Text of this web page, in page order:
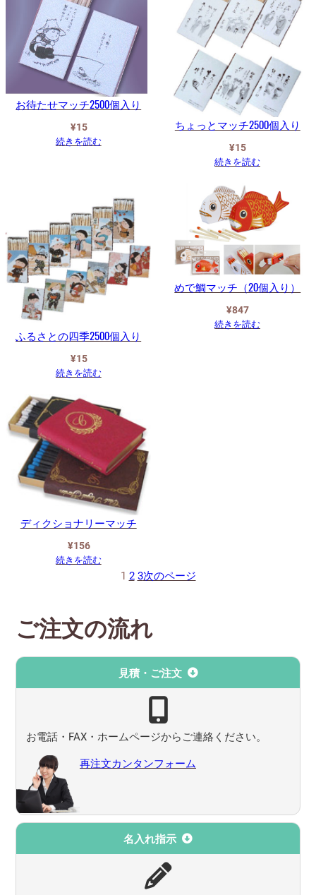
お待たせマッチ2500個入り
¥15
続きを読む
ちょっとマッチ2500個入り
¥15
続きを読む
ふるさとの四季2500個入り
¥15
続きを読む
めで鯛マッチ（20個入り）
¥847
続きを読む
ディクショナリーマッチ
¥156
続きを読む
1 2 3次のページ
ご注文の流れ
見積・ご注文
お電話・FAX・ホームページからご連絡ください。
再注文カンタンフォーム
名入れ指示